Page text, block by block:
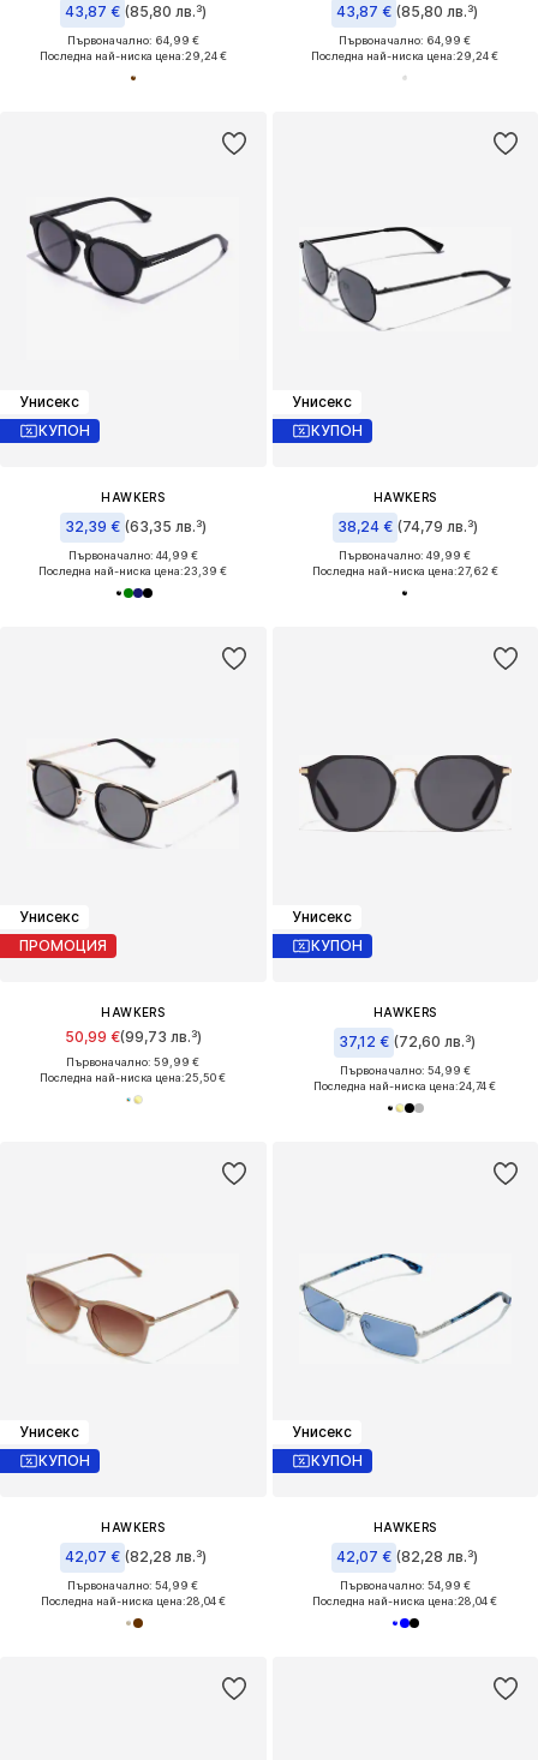
43,87 € (85,80 лв.³)
Първоначално: 64,99 €
Последна най-ниска цена:29,24 €
43,87 € (85,80 лв.³)
Първоначално: 64,99 €
Последна най-ниска цена:29,24 €
Унисекс
КУПОН
HAWKERS
32,39 € (63,35 лв.³)
Първоначално: 44,99 €
Последна най-ниска цена:23,39 €
Унисекс
КУПОН
HAWKERS
38,24 € (74,79 лв.³)
Първоначално: 49,99 €
Последна най-ниска цена:27,62 €
Унисекс
ПРОМОЦИЯ
HAWKERS
50,99 €(99,73 лв.³)
Първоначално: 59,99 €
Последна най-ниска цена:25,50 €
Унисекс
КУПОН
HAWKERS
37,12 € (72,60 лв.³)
Първоначално: 54,99 €
Последна най-ниска цена:24,74 €
Унисекс
КУПОН
HAWKERS
42,07 € (82,28 лв.³)
Първоначално: 54,99 €
Последна най-ниска цена:28,04 €
Унисекс
КУПОН
HAWKERS
42,07 € (82,28 лв.³)
Първоначално: 54,99 €
Последна най-ниска цена:28,04 €